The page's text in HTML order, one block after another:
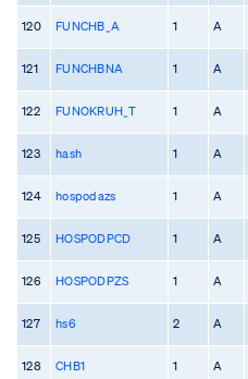
120 FUNCHB_A 1 A
121 FUNCHBNA 1 A
122 FUNOKRUH_T 1 A
123 hash 1 A
124 hospodazs 1 A
125 HOSPODPCD 1 A
126 HOSPODPZS 1 A
127 hs6 2 A
128 CHB1 1 A